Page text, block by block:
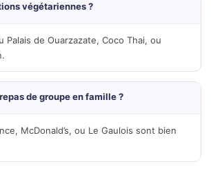
végétariennes ?
Palais de Ouarzazate, Coco Thai, ou
de groupe en famille ?
McDonald’s, ou Le Gaulois sont bien